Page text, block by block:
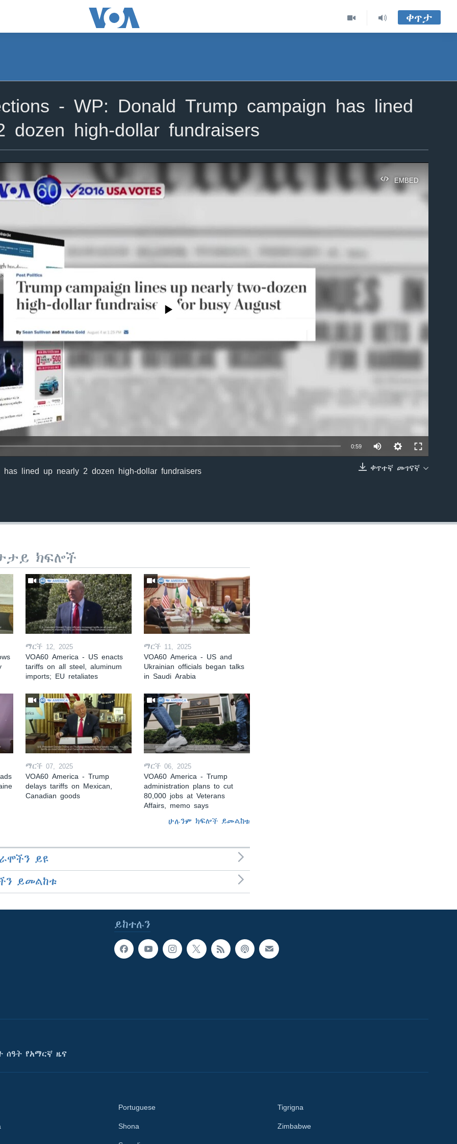
ቀጥታ
- WP: Donald Trump campaign has lined
dozen high-dollar fundraisers
EMBED
EMBED
No media source currently available
0:59
ቀጥተኛ መገናኛ
has lined up nearly 2 dozen high-dollar fundraisers
ክፍሎች
ማርች 12, 2025
VOA60 America - US enacts
tariffs on all steel, aluminum
imports; EU retaliates
ማርች 11, 2025
VOA60 America - US and
Ukrainian officials began talks
in Saudi Arabia
ማርች 07, 2025
VOA60 America - Trump
delays tariffs on Mexican,
Canadian goods
ማርች 06, 2025
VOA60 America - Trump
administration plans to cut
80,000 jobs at Veterans
Affairs, memo says
ሁሉንም ክፍሎች ይመልከቱ
ይዩ
ይመልከቱ
ይከተሉን
ሰዓት የአማርኛ ዜና
Portuguese
Shona
Tigrigna
Zimbabwe